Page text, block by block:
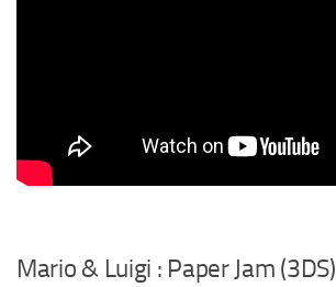
Mario & Luigi : Paper Jam (3DS)